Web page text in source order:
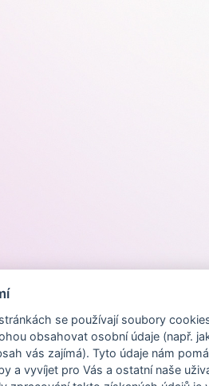
se používají soubory
obsahovat osobní údaje (např.
vás zajímá). Tyto údaje nám
a vyvíjet pro Vás a ostatní naše